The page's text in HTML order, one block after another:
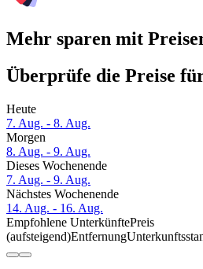
Mehr sparen mit
Überprüfe die Preise
Heute
7. Aug. - 8. Aug.
Morgen
8. Aug. - 9. Aug.
Dieses Wochenende
7. Aug. - 9. Aug.
Nächstes Wochenende
14. Aug. - 16. Aug.
Empfohlene UnterkünftePreis
(aufsteigend)Entfernung